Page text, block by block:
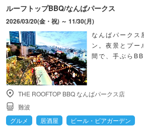
ルーフトップBBQ/なんばパークス
2026/03/20(金・祝) ～ 11/30(月)
なんばパークス
ン。夜景とプー
間で、手ぶら
THE ROOFTOP BBQ なんばパークス店
難波
グルメ
居酒屋 ビール・ビアガーデン